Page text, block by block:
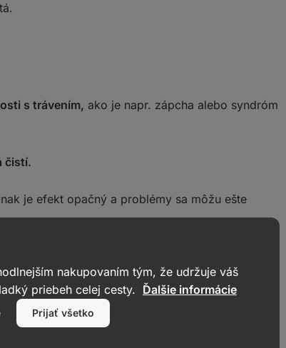
s trávením, ako je napr. zápcha alebo syndróm
čistí.
je efekt opačný a problémy sa môžu ešte
odporúča30 g vlákniny/deň.
nakupovaním tým, že udržuje váš
priebeh celej cesty. Ďalšie informácie
Prijať všetko